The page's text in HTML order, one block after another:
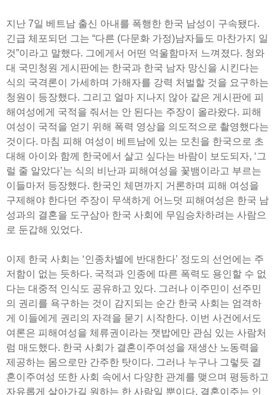
지난 7일 베트남 출신 아내를 폭행한 한국 남성이 구속됐다.
긴급 체포되던 그는 “다른 (다문화 가정)남자들도 마찬가지 일
것”이라고 말했다. 그에게서 어떤 억울함마저 느껴졌다. 청와
대 국민청원 게시판에는 한국과 한국 남자 망신을 시킨다는
식의 국격론이 가세하며 가해자를 강력 처벌할 것을 요구하는
청원이 등장했다. 그리고 얼마 지나지 않아 같은 게시판에 피
해여성에게 국적을 줘서는 안 된다는 주장이 올라왔다. 피해
여성이 국적을 얻기 위해 폭력 영상을 의도적으로 촬영했다는
것이다. 마침 피해 여성이 베트남에 있는 모친을 한국으로 초
대해 아이와 함께 한국에서 살고 싶다는 바람이 보도되자, ‘그
럴 줄 알았다’는 식의 비난과 피해여성을 꽃뱀이라고 부르는
이들마저 등장했다. 한국인 체면까지 거론하며 피해 여성을
구제해야 한다던 주장이 무색하게 어느덧 피해여성은 한국 남
성과의 결혼을 도구삼아 한국 사회에 무임승차하려는 사람으
로 둔갑해 있었다.
이제 한국 사회는 ‘인종차별에 반대한다’ 정도의 선언에는 주
저함이 없는 듯하다. 국적과 인종에 따른 폭력도 용인할 수 없
다는 대중적 인식도 공유하고 있다. 그러나 이주민이 선주민
의 권리를 욕구하는 것이 감지되는 순간 한국 사회는 엄격하
게 이들에게 권리의 자격을 묻기 시작한다. 이번 사건에서도
여론은 피해여성을 체류권이라는 잿밥에만 관심 있는 사람처
럼 매도했다. 한국 사회가 결혼이주여성을 재생산 노동력을
제공하는 몸으로만 간주한 탓이다. 그러나 누구나 그렇듯 결
혼이주여성 또한 사회 속에서 다양한 관계를 맺으며 평등하고
자유롭게 살아가길 원하는 한 사람일 뿐이다. 결혼이주는 인